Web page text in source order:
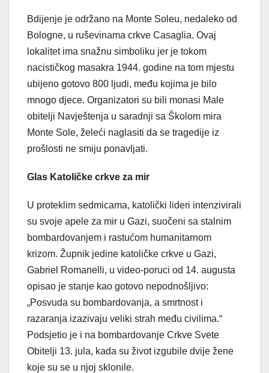
Bdijenje je održano na Monte Soleu, nedaleko od
Bologne, u ruševinama crkve Casaglia. Ovaj
lokalitet ima snažnu simboliku jer je tokom
nacističkog masakra 1944. godine na tom mjestu
ubijeno gotovo 800 ljudi, među kojima je bilo
mnogo djece. Organizatori su bili monasi Male
obitelji Navještenja u saradnji sa Školom mira
Monte Sole, želeći naglasiti da se tragedije iz
prošlosti ne smiju ponavljati.
Glas Katoličke crkve za mir
U proteklim sedmicama, katolički lideri intenzivirali
su svoje apele za mir u Gazi, suočeni sa stalnim
bombardovanjem i rastućom humanitarnom
krizom. Župnik jedine katoličke crkve u Gazi,
Gabriel Romanelli, u video-poruci od 14. augusta
opisao je stanje kao gotovo nepodnošljivo:
„Posvuda su bombardovanja, a smrtnost i
razaranja izazivaju veliki strah među civilima.“
Podsjetio je i na bombardovanje Crkve Svete
Obitelji 13. jula, kada su život izgubile dvije žene
koje su se u njoj sklonile.